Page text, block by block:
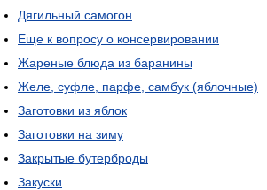
Дягильный самогон
Еще к вопросу о консервировании
Жареные блюда из баранины
Желе, суфле, парфе, самбук (яблочные)
Заготовки из яблок
Заготовки на зиму
Закрытые бутерброды
Закуски